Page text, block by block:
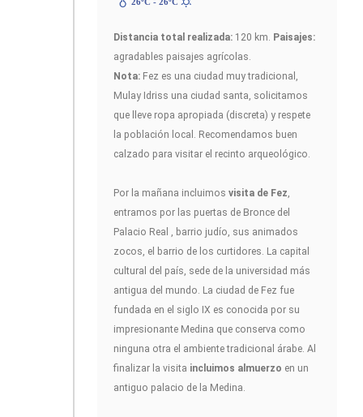
Distancia total realizada: 120 km. Paisajes:
agradables paisajes agrícolas.
Nota: Fez es una ciudad muy tradicional,
Mulay Idriss una ciudad santa, solicitamos
que lleve ropa apropiada (discreta) y respete
la población local. Recomendamos buen
calzado para visitar el recinto arqueológico.
Por la mañana incluimos visita de Fez
entramos por las puertas de Bronce del
Palacio Real , barrio judío, sus animados
zocos, el barrio de los curtidores. La capital
cultural del país, sede de la universidad más
antigua del mundo. La ciudad de Fez fue
fundada en el siglo IX es conocida por su
impresionante Medina que conserva como
ninguna otra el ambiente tradicional árabe. Al
finalizar la visita incluimos almuerzo en un
antiguo palacio de la Medina.